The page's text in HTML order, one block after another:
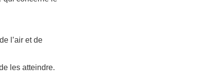
l’air et de
les atteindre.